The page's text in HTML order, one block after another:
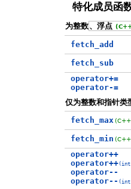
特化成员函
为整数、浮点
fetch_add
fetch_sub
operator+=
operator-=
仅为整数和指针类
fetch_max
fetch_min
operator++
operator++
operator--
operator--